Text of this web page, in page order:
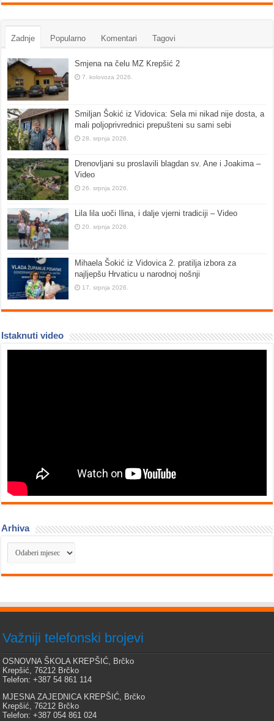
Zadnje Popularno Komentari Tagovi
Smjena na čelu MZ Krepšić 2
7. kolovoza 2026.
Smiljan Šokić iz Vidovica: Sela mi nikad nije dosta, a
mali poljoprivrednici prepušteni su sami sebi
28. srpnja 2026.
Drenovljani su proslavili blagdan sv. Ane i Joakima –
Video
26. srpnja 2026.
Lila lila uoči Ilina, i dalje vjerni tradiciji – Video
20. srpnja 2026.
Mihaela Šokić iz Vidovica 2. pratilja izbora za
najljepšu Hrvaticu u narodnoj nošnji
17. srpnja 2026.
Istaknuti video
Arhiva
Arhiva
Važniji telefonski brojevi
OSNOVNA ŠKOLA KREPŠIĆ, Brčko
Krepšić, 76212 Brčko
Telefon: +387 54 861 114
MJESNA ZAJEDNICA KREPŠIĆ, Brčko
Krepšić, 76212 Brčko
Telefon: +387 054 861 024